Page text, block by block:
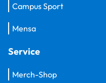
Campus Sport
Mensa
Service
Merch-Shop